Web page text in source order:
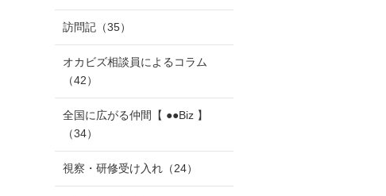
訪問記 （35）
オカビズ相談員によるコラム
（42）
全国に広がる仲間【 ●●Biz 】
（34）
視察・研修受け入れ （24）